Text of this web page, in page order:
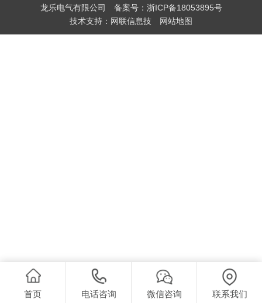
龙乐电气有限公司 备案号： 浙ICP备18053895号
技术支持： 网联信息技 网站地图
首页 电话咨询 微信咨询 联系我们